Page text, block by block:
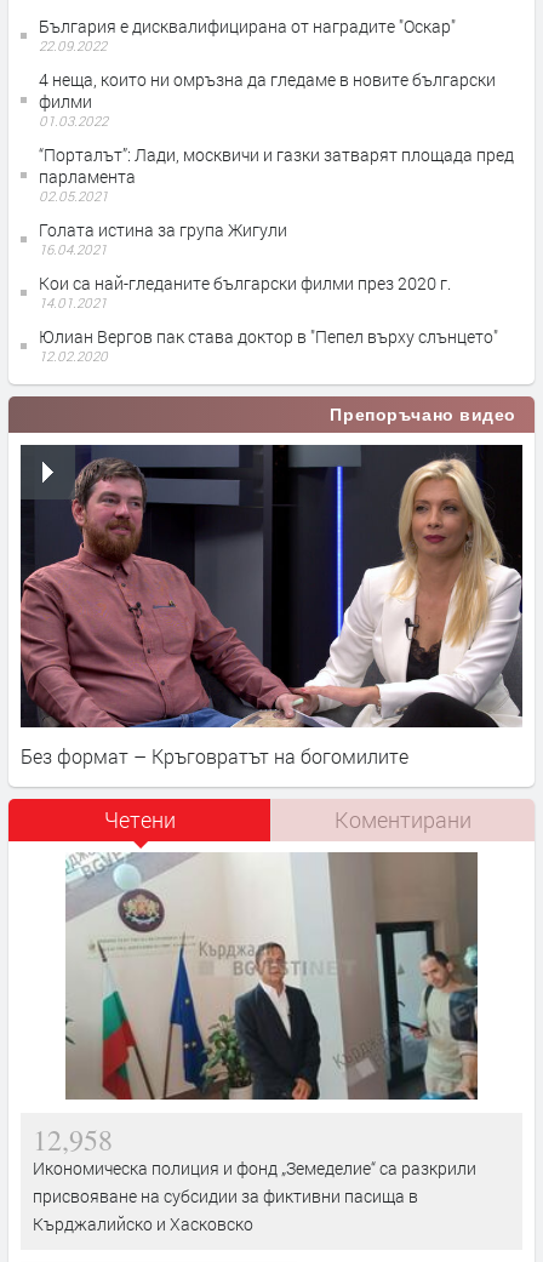
България е дисквалифицирана от наградите "Оскар"
22.09.2022
4 неща, които ни омръзна да гледаме в новите български
филми
01.03.2022
“Порталът”: Лади, москвичи и газки затварят площада пред
парламента
02.05.2021
Голата истина за група Жигули
16.04.2021
Кои са най-гледаните български филми през 2020 г.
14.01.2021
Юлиан Вергов пак става доктор в "Пепел върху слънцето"
12.02.2020
Препоръчано видео
Без формат – Кръговратът на богомилите
Четени Коментирани
12,958
Икономическа полиция и фонд „Земеделие“ са разкрили
присвояване на субсидии за фиктивни пасища в
Кърджалийско и Хасковско